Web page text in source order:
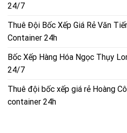
24/7
Thuê Đội Bốc Xếp Giá Rẻ Văn
Container 24h
Bốc Xếp Hàng Hóa Ngọc Thụy
24/7
Thuê đội bốc xếp giá rẻ Hoàng
container 24h